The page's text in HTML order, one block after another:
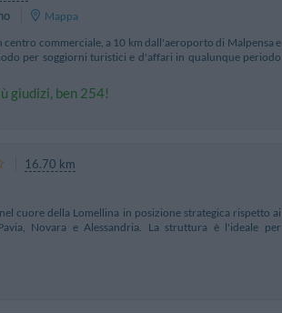
Mappa
commerciale, a 10 km dall'aeroporto di Malpensa e
per soggiorni turistici e d'affari in qualunque periodo
giudizi, ben 254!
16.70 km
cuore della Lomellina in posizione strategica rispetto ai
Novara e Alessandria. La struttura è l'ideale per